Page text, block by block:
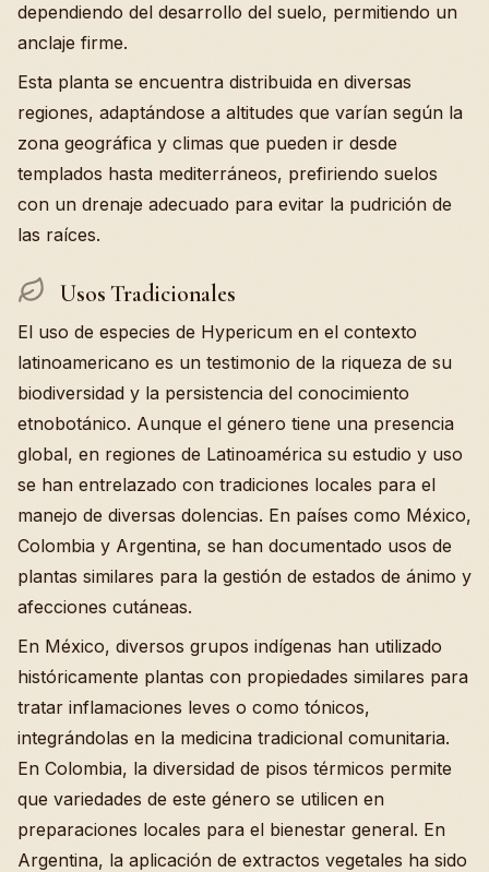
dependiendo del desarrollo del suelo, permitiendo un
anclaje firme.
Esta planta se encuentra distribuida en diversas
regiones, adaptándose a altitudes que varían según la
zona geográfica y climas que pueden ir desde
templados hasta mediterráneos, prefiriendo suelos
con un drenaje adecuado para evitar la pudrición de
las raíces.
Usos Tradicionales
El uso de especies de Hypericum en el contexto
latinoamericano es un testimonio de la riqueza de su
biodiversidad y la persistencia del conocimiento
etnobotánico. Aunque el género tiene una presencia
global, en regiones de Latinoamérica su estudio y uso
se han entrelazado con tradiciones locales para el
manejo de diversas dolencias. En países como México,
Colombia y Argentina, se han documentado usos de
plantas similares para la gestión de estados de ánimo y
afecciones cutáneas.
En México, diversos grupos indígenas han utilizado
históricamente plantas con propiedades similares para
tratar inflamaciones leves o como tónicos,
integrándolas en la medicina tradicional comunitaria.
En Colombia, la diversidad de pisos térmicos permite
que variedades de este género se utilicen en
preparaciones locales para el bienestar general. En
Argentina, la aplicación de extractos vegetales ha sido